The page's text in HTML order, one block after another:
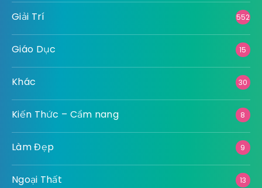
Giải Trí 552
Giáo Dục 15
Khác 30
Kiến Thức – Cẩm nang 8
Làm Đẹp 9
Ngoại Thất 13